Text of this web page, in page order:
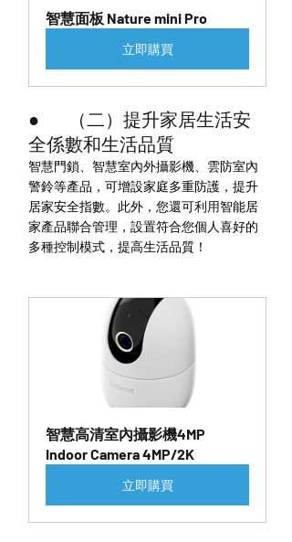
智慧面板 Nature mini Pro
立即購買
●        （二）提升家居生活安
全係數和生活品質
智慧門鎖、智慧室內外攝影機、雲防室內
警鈴等產品，可增設家庭多重防護，提升
居家安全指數。此外，您還可利用智能居
家產品聯合管理，設置符合您個人喜好的
多種控制模式，提高生活品質！
智慧高清室內攝影機4MP
Indoor Camera 4MP/2K
立即購買